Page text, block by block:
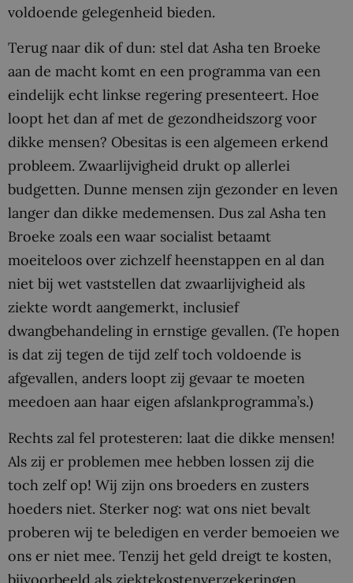
voldoende gelegenheid bieden.
Terug naar dik of dun: stel dat Asha ten Broeke
aan de macht komt en een programma van een
eindelijk echt linkse regering presenteert. Hoe
loopt het dan af met de gezondheidszorg voor
dikke mensen? Obesitas is een algemeen erkend
probleem. Zwaarlijvigheid drukt op allerlei
budgetten. Dunne mensen zijn gezonder en leven
langer dan dikke medemensen. Dus zal Asha ten
Broeke zoals een waar socialist betaamt
moeiteloos over zichzelf heenstappen en al dan
niet bij wet vaststellen dat zwaarlijvigheid als
ziekte wordt aangemerkt, inclusief
dwangbehandeling in ernstige gevallen. (Te hopen
is dat zij tegen de tijd zelf toch voldoende is
afgevallen, anders loopt zij gevaar te moeten
meedoen aan haar eigen afslankprogramma’s.)
Rechts zal fel protesteren: laat die dikke mensen!
Als zij er problemen mee hebben lossen zij die
toch zelf op! Wij zijn ons broeders en zusters
hoeders niet. Sterker nog: wat ons niet bevalt
proberen wij te beledigen en verder bemoeien we
ons er niet mee. Tenzij het geld dreigt te kosten,